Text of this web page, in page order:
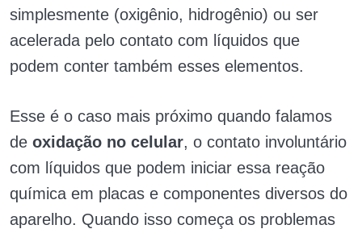
simplesmente (oxigênio, hidrogênio) ou ser
acelerada pelo contato com líquidos que
podem conter também esses elementos.
Esse é o caso mais próximo quando falamos
de oxidação no celular, o contato involuntário
com líquidos que podem iniciar essa reação
química em placas e componentes diversos do
aparelho. Quando isso começa os problemas